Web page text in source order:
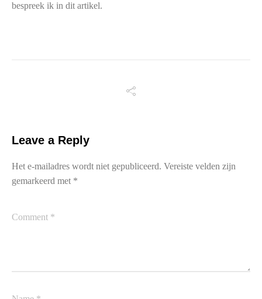
bespreek ik in dit artikel.
Leave a Reply
Het e-mailadres wordt niet gepubliceerd. Vereiste velden zijn
gemarkeerd met *